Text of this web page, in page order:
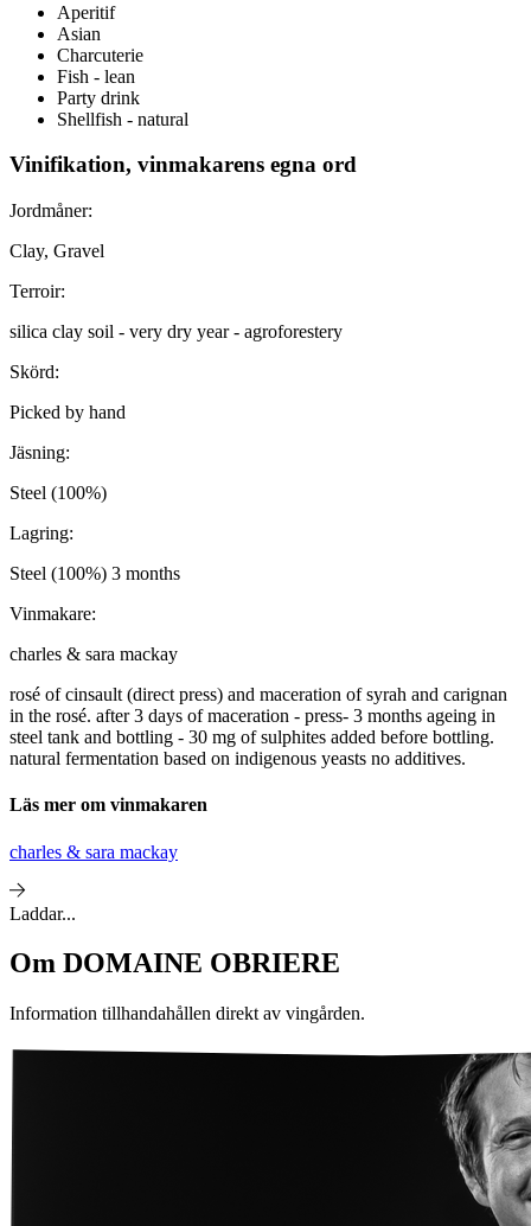
Aperitif
Asian
Charcuterie
Fish - lean
Party drink
Shellfish - natural
Vinifikation, vinmakarens egna ord
Jordmåner:
Clay, Gravel
Terroir:
silica clay soil - very dry year - agroforestery
Skörd:
Picked by hand
Jäsning:
Steel (100%)
Lagring:
Steel (100%) 3 months
Vinmakare:
charles & sara mackay
rosé of cinsault (direct press) and maceration of syrah and carignan
in the rosé. after 3 days of maceration - press- 3 months ageing in
steel tank and bottling - 30 mg of sulphites added before bottling.
natural fermentation based on indigenous yeasts no additives.
Läs mer om vinmakaren
charles & sara mackay
Laddar...
Om DOMAINE OBRIERE
Information tillhandahållen direkt av vingården.